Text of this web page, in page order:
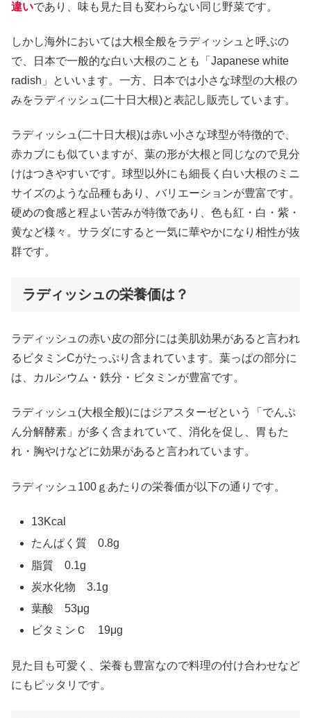
違いであり、味も見た目も変わらない同じ野菜です。
しかし海外においては大根全般をラディッシュと呼ぶの
で、日本で一般的な白い大根のことも「Japanese white
radish」といいます。一方、日本では小さな球型の大根の
みをラディッシュ(二十日大根)と表記し販売しています。
ラディッシュ(二十日大根)は赤い小さな球型が特徴的で、
赤カブにも似ていますが、葉の形が大根と同じなので見分
けはつきやすいです。球型以外にも細長く白い大根のミニ
サイズのような品種もあり、バリエーションが豊富です。
硬めの食感と程よい苦みが特徴であり、色も紅・白・紫・
黄など様々。サラダにすると一気に華やかになり相性が抜
群です。
ラディッシュの栄養価は？
ラディッシュの赤い皮の部分には美肌効果があると言われ
るビタミンCがたっぷり含まれています。葉っぱの部分に
は、カルシウム・鉄分・ビタミンが豊富です。
ラディッシュ(大根全般)にはジアスターゼという「でんぷ
ん分解酵素」が多く含まれていて、消化を促し、胃もた
れ・胸やけなどに効果があると言われています。
ラディッシュ100ｇあたりの栄養価が以下の通りです。
13Kcal
たんぱく質 0.8g
脂質 0.1g
炭水化物 3.1g
葉酸 53μg
ビタミンＣ 19μg
見た目も可愛く、栄養も豊富なので料理の付け合わせなど
にもピッタリです。